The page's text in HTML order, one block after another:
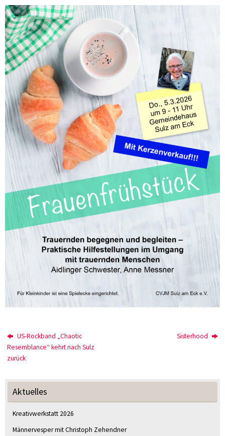
US-Rockband „Chaotic
Resemblance“ kehrt nach Sulz
zurück
Sisterhood
Aktuelles
Kreativwerkstatt 2026
Männervesper mit Christoph Zehendner